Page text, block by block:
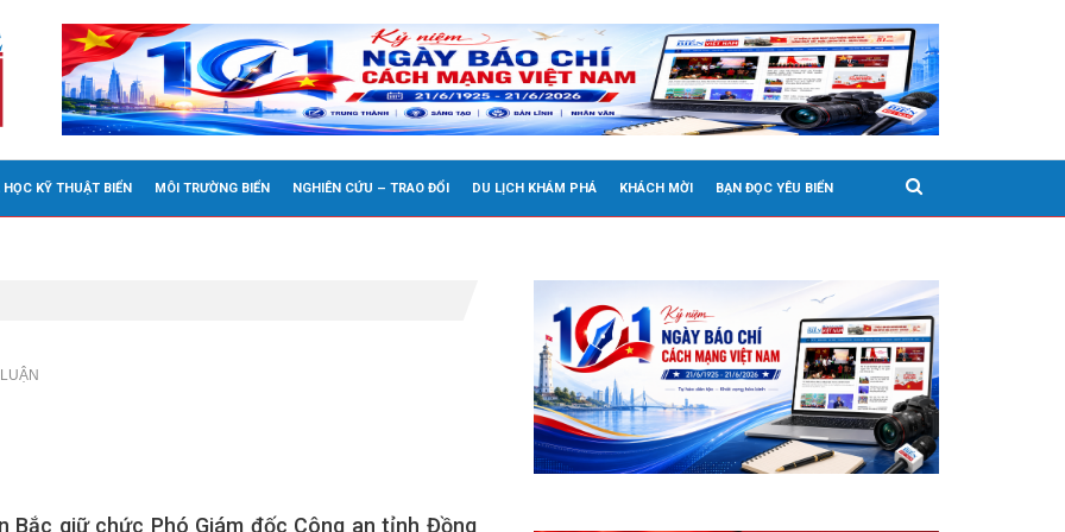
HỌC KỸ THUẬT BIỂN MÔI TRƯỜNG BIỂN NGHIÊN CỨU – TRAO ĐỔI DU LỊCH KHÁM PHÁ KHÁCH MỜI BẠN ĐỌC YÊU BIỂN
Bắc giữ chức Phó Giám đốc Công an tỉnh Đồng